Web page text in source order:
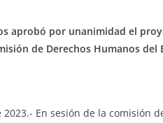
aprobó por unanimidad el
de Derechos Humanos del
En sesión de la comisión